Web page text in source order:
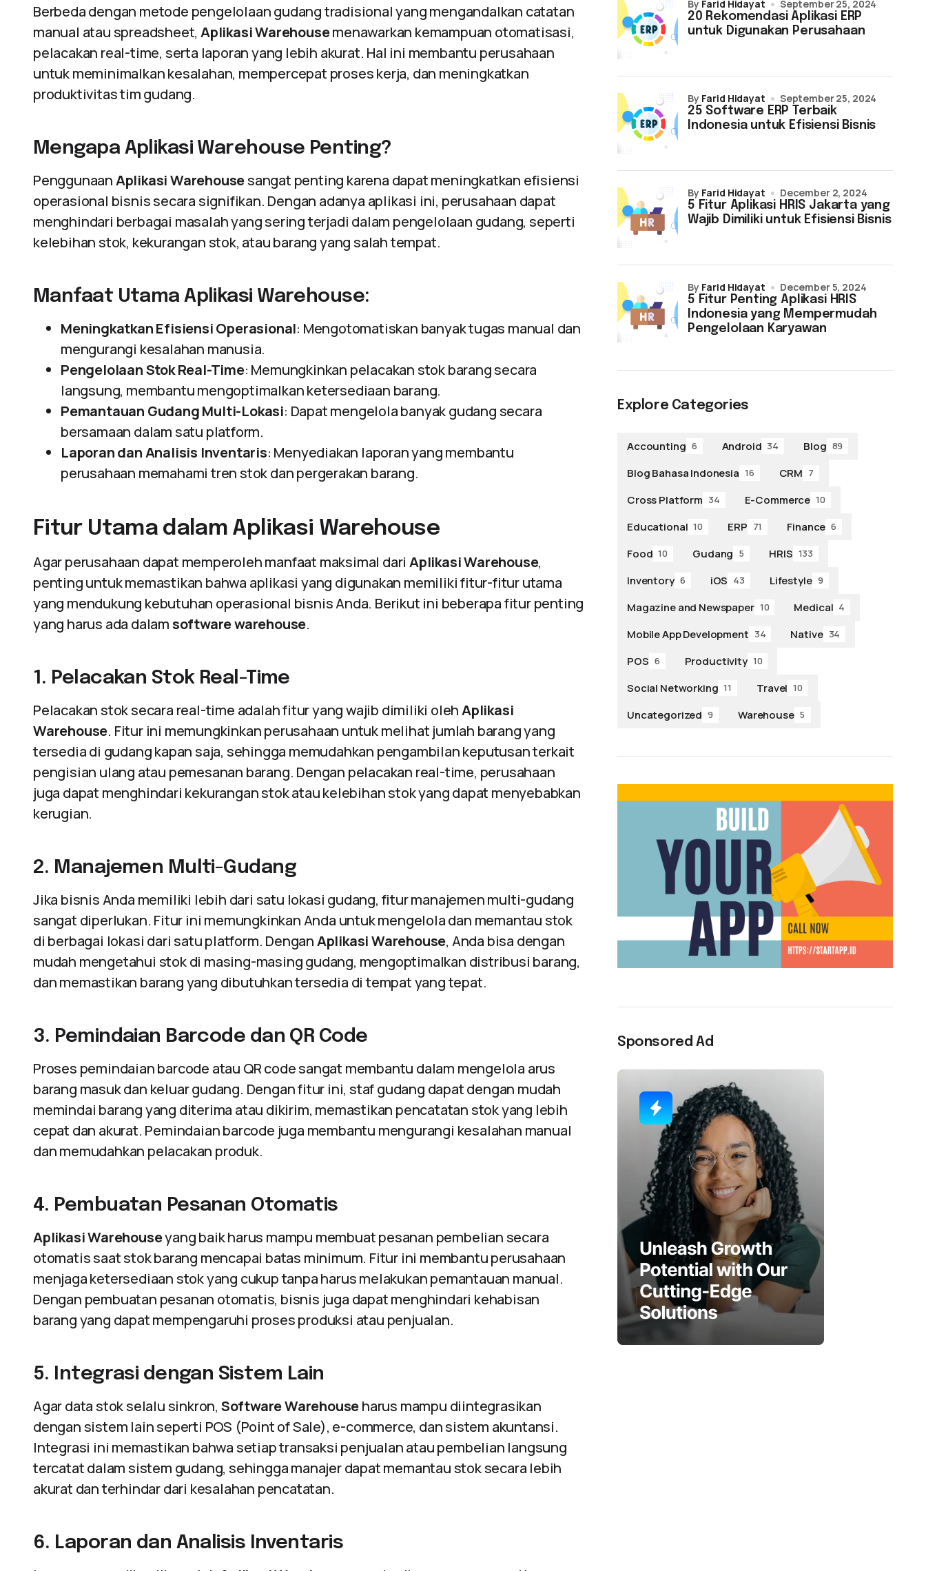
Berbeda dengan metode pengelolaan gudang tradisional yang mengandalkan catatan
manual atau spreadsheet,Aplikasi Warehousemenawarkan kemampuan otomatisasi,
pelacakan real-time, serta laporan yang lebih akurat. Hal ini membantu perusahaan
untuk meminimalkan kesalahan, mempercepat proses kerja, dan meningkatkan
produktivitas tim gudang.
Mengapa Aplikasi Warehouse Penting?
PenggunaanAplikasi Warehousesangat penting karena dapat meningkatkan efisiensi
operasional bisnis secara signifikan. Dengan adanya aplikasi ini, perusahaan dapat
menghindari berbagai masalah yang sering terjadi dalam pengelolaan gudang, seperti
kelebihan stok, kekurangan stok, atau barang yang salah tempat.
Manfaat Utama Aplikasi Warehouse:
Meningkatkan Efisiensi Operasional: Mengotomatiskan banyak tugas manual dan
mengurangi kesalahan manusia.
Pengelolaan Stok Real-Time: Memungkinkan pelacakan stok barang secara
langsung, membantu mengoptimalkan ketersediaan barang.
Pemantauan Gudang Multi-Lokasi: Dapat mengelola banyak gudang secara
bersamaan dalam satu platform.
Laporan dan Analisis Inventaris: Menyediakan laporan yang membantu
perusahaan memahami tren stok dan pergerakan barang.
Fitur Utama dalam Aplikasi Warehouse
Agar perusahaan dapat memperoleh manfaat maksimal dari Aplikasi Warehouse,
penting untuk memastikan bahwa aplikasi yang digunakan memiliki fitur-fitur utama
yang mendukung kebutuhan operasional bisnis Anda. Berikut ini beberapa fitur penting
yang harus ada dalamsoftware warehouse.
1. Pelacakan Stok Real-Time
Pelacakan stok secara real-time adalah fitur yang wajib dimiliki olehAplikasi
Warehouse. Fitur ini memungkinkan perusahaan untuk melihat jumlah barang yang
tersedia di gudang kapan saja, sehingga memudahkan pengambilan keputusan terkait
pengisian ulang atau pemesanan barang. Dengan pelacakan real-time, perusahaan
juga dapat menghindari kekurangan stok atau kelebihan stok yang dapat menyebabkan
kerugian.
2. Manajemen Multi-Gudang
Jika bisnis Anda memiliki lebih dari satu lokasi gudang, fitur manajemen multi-gudang
sangat diperlukan. Fitur ini memungkinkan Anda untuk mengelola dan memantau stok
di berbagai lokasi dari satu platform. DenganAplikasi Warehouse, Anda bisa dengan
mudah mengetahui stok di masing-masing gudang, mengoptimalkan distribusi barang,
dan memastikan barang yang dibutuhkan tersedia di tempat yang tepat.
3. Pemindaian Barcode dan QR Code
Proses pemindaian barcode atau QR code sangat membantu dalam mengelola arus
barang masuk dan keluar gudang. Dengan fitur ini, staf gudang dapat dengan mudah
memindai barang yang diterima atau dikirim, memastikan pencatatan stok yang lebih
cepat dan akurat. Pemindaian barcode juga membantu mengurangi kesalahan manual
dan memudahkan pelacakan produk.
4. Pembuatan Pesanan Otomatis
Aplikasi Warehouseyang baik harus mampu membuat pesanan pembelian secara
otomatis saat stok barang mencapai batas minimum. Fitur ini membantu perusahaan
menjaga ketersediaan stok yang cukup tanpa harus melakukan pemantauan manual.
Dengan pembuatan pesanan otomatis, bisnis juga dapat menghindari kehabisan
barang yang dapat mempengaruhi proses produksi atau penjualan.
5. Integrasi dengan Sistem Lain
Agar data stok selalu sinkron, Software Warehouseharus mampu diintegrasikan
dengan sistem lain seperti POS (Point of Sale), e-commerce, dan sistem akuntansi.
Integrasi ini memastikan bahwa setiap transaksi penjualan atau pembelian langsung
tercatat dalam sistem gudang, sehingga manajer dapat memantau stok secara lebih
akurat dan terhindar dari kesalahan pencatatan.
6. Laporan dan Analisis Inventaris
20 Rekomendasi Aplikasi ERP
untuk Digunakan Perusahaan
by Farid Hidayat September 25, 2024
25 Software ERP Terbaik
Indonesia untuk Efisiensi Bisnis
by Farid Hidayat September 25, 2024
5 Fitur Aplikasi HRIS Jakarta yang
Wajib Dimiliki untuk Efisiensi Bisnis
by Farid Hidayat December 2, 2024
5 Fitur Penting Aplikasi HRIS
Indonesia yang Mempermudah
Pengelolaan Karyawan
by Farid Hidayat December 5, 2024
Explore Categories
Accounting 6 Android 34 Blog 89
Blog Bahasa Indonesia 16 CRM 7
Cross Platform 34 E-Commerce 10
Educational 10 ERP 71 Finance 6
Food 10 Gudang 5 HRIS 133
Inventory 6 iOS 43 Lifestyle 9
Magazine and Newspaper 10 Medical 4
Mobile App Development 34 Native 34
POS 6 Productivity 10
Social Networking 11 Travel 10
Uncategorized 9 Warehouse 5
Sponsored Ad